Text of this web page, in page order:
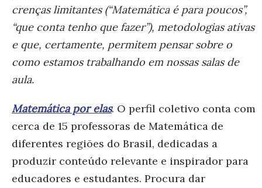
crenças limitantes (“Matemática é para poucos”,
“que conta tenho que fazer”), metodologias ativas
e que, certamente, permitem pensar sobre o
como estamos trabalhando em nossas salas de
aula.
Matemática por elas. O perfil coletivo conta com
cerca de 15 professoras de Matemática de
diferentes regiões do Brasil, dedicadas a
produzir conteúdo relevante e inspirador para
educadores e estudantes. Procura dar